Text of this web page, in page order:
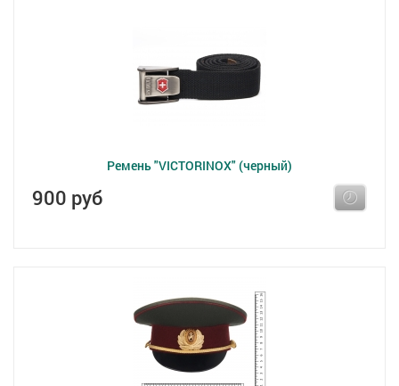
Ремень "VICTORINOX" (черный)
900 руб